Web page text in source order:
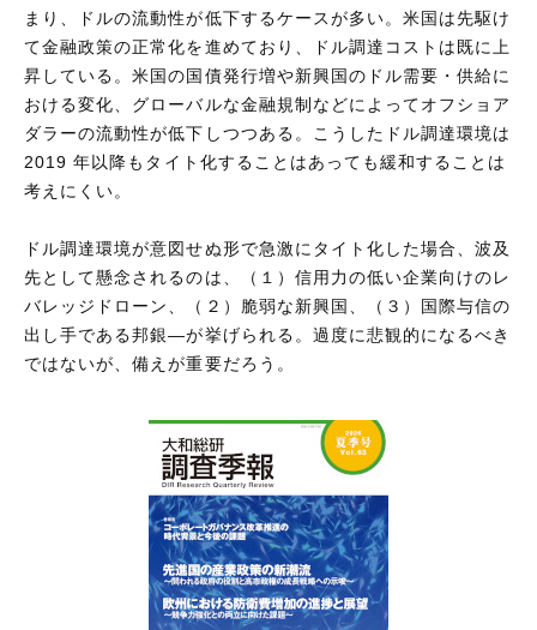
まり、ドルの流動性が低下するケースが多い。米国は先駆け
て金融政策の正常化を進めており、ドル調達コストは既に上
昇している。米国の国債発行増や新興国のドル需要・供給に
おける変化、グローバルな金融規制などによってオフショア
ダラーの流動性が低下しつつある。こうしたドル調達環境は
2019 年以降もタイト化することはあっても緩和することは
考えにくい。
ドル調達環境が意図せぬ形で急激にタイト化した場合、波及
先として懸念されるのは、（１）信用力の低い企業向けのレ
バレッジドローン、（２）脆弱な新興国、（３）国際与信の
出し手である邦銀—が挙げられる。過度に悲観的になるべき
ではないが、備えが重要だろう。